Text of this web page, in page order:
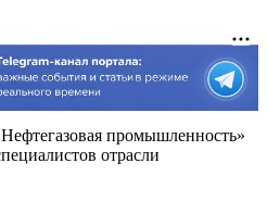
промышленность»
отрасли